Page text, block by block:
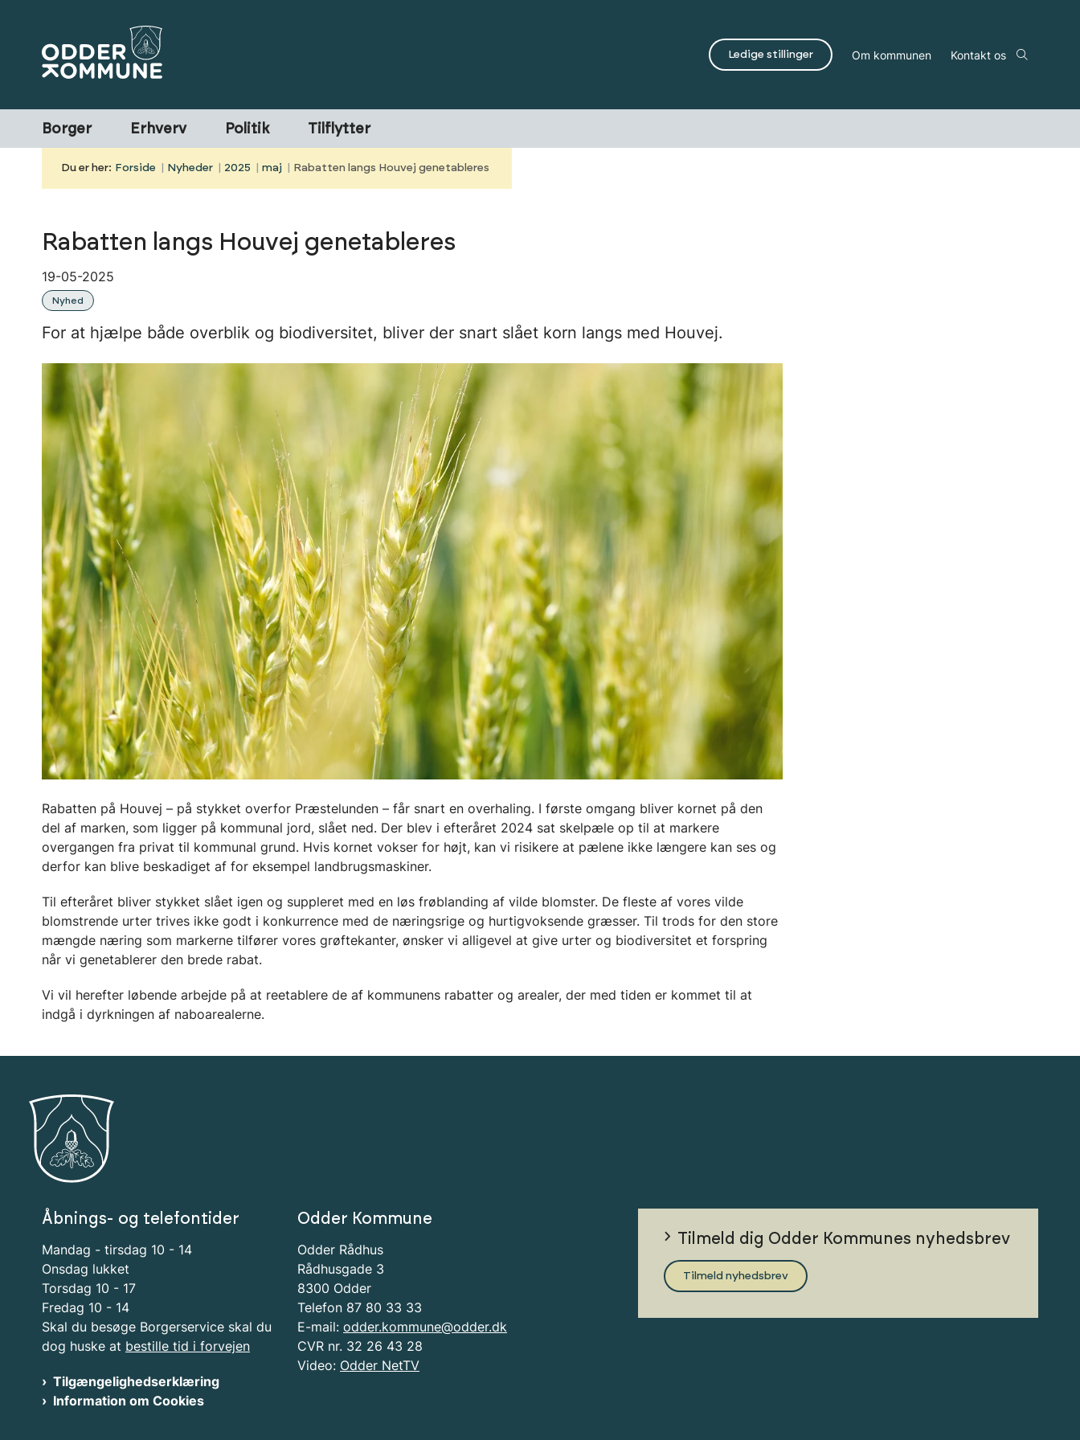
Ledige stillinger Om kommunen Kontakt os
Borger Erhverv Politik Tilflytter
Du er her: Forside Nyheder 2025 maj Rabatten langs Houvej genetableres
Rabatten langs Houvej genetableres
19-05-2025
Nyhed
For at hjælpe både overblik og biodiversitet, bliver der snart slået korn langs med Houvej.
Rabatten på Houvej – på stykket overfor Præstelunden – får snart en overhaling. I første omgang bliver kornet på den
del af marken, som ligger på kommunal jord, slået ned. Der blev i efteråret 2024 sat skelpæle op til at markere
overgangen fra privat til kommunal grund. Hvis kornet vokser for højt, kan vi risikere at pælene ikke længere kan ses og
derfor kan blive beskadiget af for eksempel landbrugsmaskiner.
Til efteråret bliver stykket slået igen og suppleret med en løs frøblanding af vilde blomster. De fleste af vores vilde
blomstrende urter trives ikke godt i konkurrence med de næringsrige og hurtigvoksende græsser. Til trods for den store
mængde næring som markerne tilfører vores grøftekanter, ønsker vi alligevel at give urter og biodiversitet et forspring
når vi genetablerer den brede rabat.
Vi vil herefter løbende arbejde på at reetablere de af kommunens rabatter og arealer, der med tiden er kommet til at
indgå i dyrkningen af naboarealerne.
Åbnings- og telefontider
Mandag - tirsdag 10 - 14
Onsdag lukket
Torsdag 10 - 17
Fredag 10 - 14
Skal du besøge Borgerservice skal du
dog huske at bestille tid i forvejen
Tilgængelighedserklæring
Information om Cookies
Odder Kommune
Odder Rådhus
Rådhusgade 3
8300 Odder
Telefon 87 80 33 33
E-mail: odder.kommune@odder.dk
CVR nr. 32 26 43 28
Video: Odder NetTV
Tilmeld dig Odder Kommunes nyhedsbrev
Tilmeld nyhedsbrev